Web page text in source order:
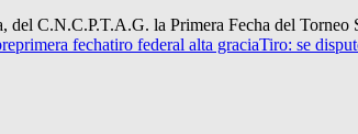
C.N.C.P.T.A.G. la Primera Fecha del
primera fechatiro federal alta graciaTiro: se